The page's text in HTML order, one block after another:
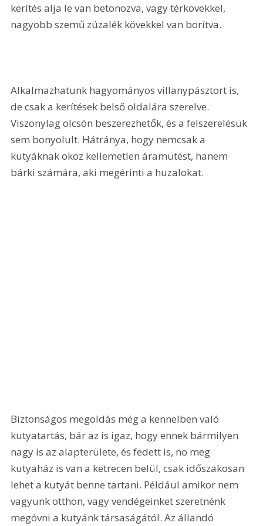
kerítés alja le van betonozva, vagy térkövekkel,
nagyobb szemű zúzalék kövekkel van borítva.
Alkalmazhatunk hagyományos villanypásztort is,
de csak a kerítések belső oldalára szerelve.
Viszonylag olcsón beszerezhetők, és a felszerelésük
sem bonyolult. Hátránya, hogy nemcsak a
kutyáknak okoz kellemetlen áramütést, hanem
bárki számára, aki megérinti a huzalokat.
Biztonságos megoldás még a kennelben való
kutyatartás, bár az is igaz, hogy ennek bármilyen
nagy is az alapterülete, és fedett is, no meg
kutyaház is van a ketrecen belül, csak időszakosan
lehet a kutyát benne tartani. Például amikor nem
vagyunk otthon, vagy vendégeinket szeretnénk
megóvni a kutyánk társaságától. Az állandó